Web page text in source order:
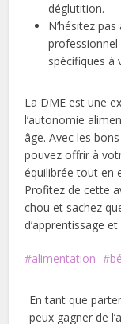
déglutition.
N’hésitez
professionnel
spécifiques à
La DME est une
l’autonomie
âge. Avec les
pouvez offrir à
équilibrée tout en
Profitez de cette
chou et sachez
d’apprentissage
alimentation
En tant que
peux gagner de